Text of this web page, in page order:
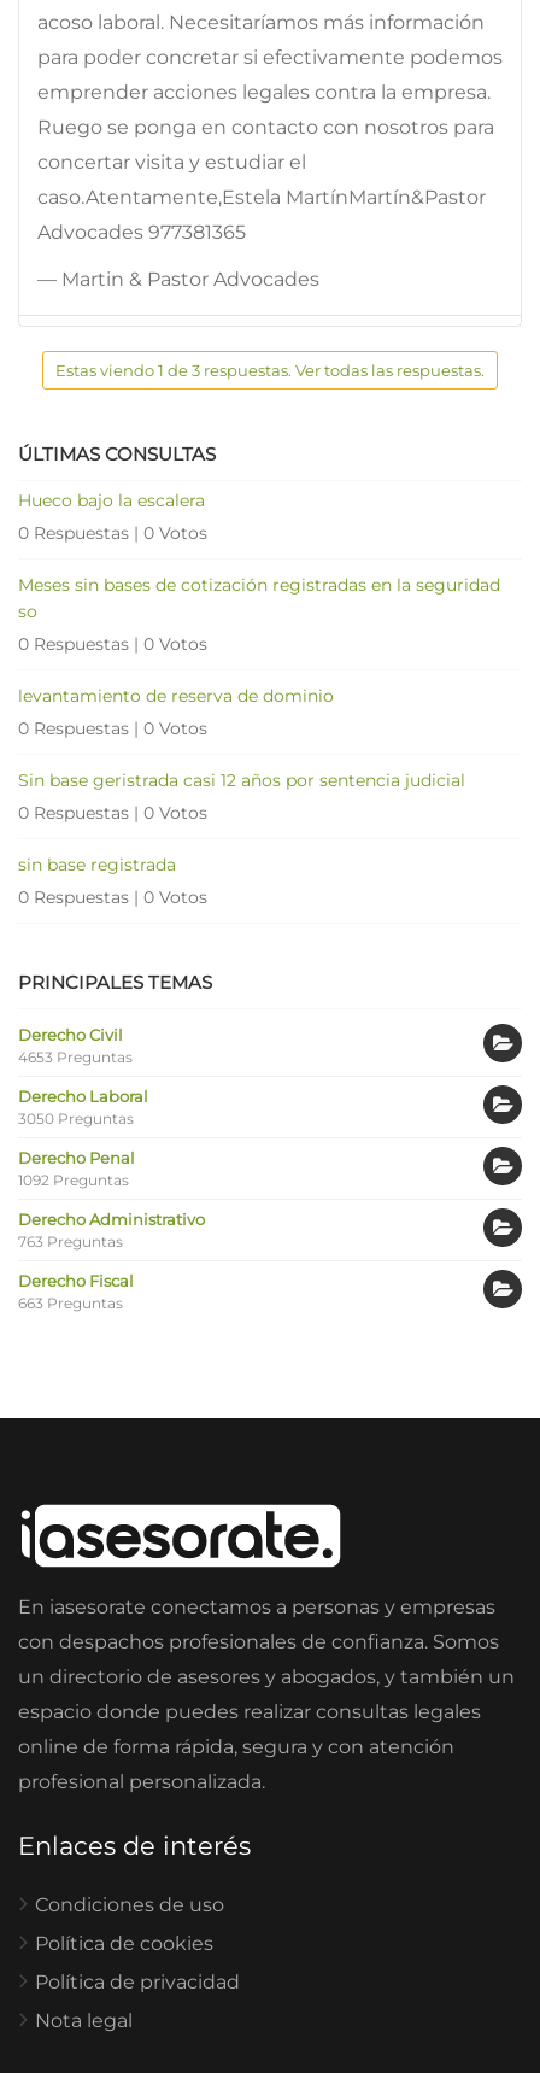
acoso laboral. Necesitaríamos más información
para poder concretar si efectivamente podemos
emprender acciones legales contra la empresa.
Ruego se ponga en contacto con nosotros para
concertar visita y estudiar el
caso.Atentamente,Estela MartínMartín&Pastor
Advocades 977381365
— Martin & Pastor Advocades
Estas viendo 1 de 3 respuestas. Ver todas las respuestas.
ÚLTIMAS CONSULTAS
Hueco bajo la escalera
0 Respuestas | 0 Votos
Meses sin bases de cotización registradas en la seguridad
so
0 Respuestas | 0 Votos
levantamiento de reserva de dominio
0 Respuestas | 0 Votos
Sin base geristrada casi 12 años por sentencia judicial
0 Respuestas | 0 Votos
sin base registrada
0 Respuestas | 0 Votos
PRINCIPALES TEMAS
Derecho Civil
4653 Preguntas
Derecho Laboral
3050 Preguntas
Derecho Penal
1092 Preguntas
Derecho Administrativo
763 Preguntas
Derecho Fiscal
663 Preguntas
En iasesorate conectamos a personas y empresas
con despachos profesionales de confianza. Somos
un directorio de asesores y abogados, y también un
espacio donde puedes realizar consultas legales
online de forma rápida, segura y con atención
profesional personalizada.
Enlaces de interés
Condiciones de uso
Política de cookies
Política de privacidad
Nota legal